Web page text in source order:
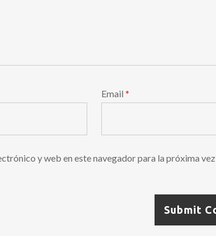
Email *
y web en este navegador para la próxima